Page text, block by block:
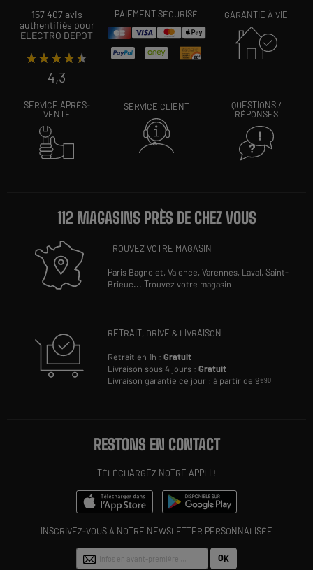
157 407 avis
authentifiés pour
ELECTRO DEPOT
★★★★★
★★★★★
4,3
PAIEMENT SÉCURISÉ GARANTIE À VIE
SERVICE APRÈS-
VENTE
SERVICE CLIENT
QUESTIONS /
RÉPONSES
112 MAGASINS PRÈS DE CHEZ VOUS
TROUVEZ VOTRE MAGASIN
Paris Bagnolet,Valence,Varennes, Laval,Saint-
Brieuc...Trouvez votre magasin
RETRAIT, DRIVE & LIVRAISON
Retrait en 1h :Gratuit
Livraison sous 4 jours :Gratuit
Livraison garantie ce jour : à partir de 9€90
RESTONS EN CONTACT
TÉLÉCHARGEZ NOTRE APPLI !
INSCRIVEZ-VOUS À NOTRE NEWSLETTER PERSONNALISÉE
OK